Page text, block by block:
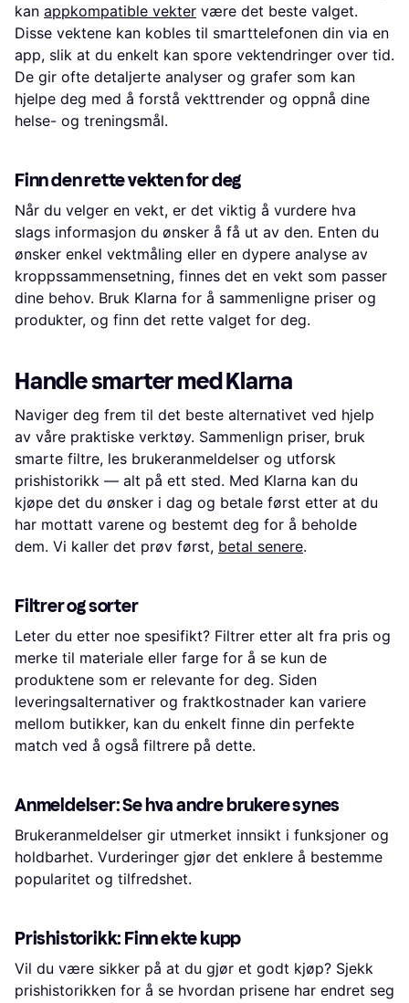
kan appkompatible vekter være det beste valget.
Disse vektene kan kobles til smarttelefonen din via en
app, slik at du enkelt kan spore vektendringer over tid.
De gir ofte detaljerte analyser og grafer som kan
hjelpe deg med å forstå vekttrender og oppnå dine
helse- og treningsmål.
Finn den rette vekten for deg
Når du velger en vekt, er det viktig å vurdere hva
slags informasjon du ønsker å få ut av den. Enten du
ønsker enkel vektmåling eller en dypere analyse av
kroppssammensetning, finnes det en vekt som passer
dine behov. Bruk Klarna for å sammenligne priser og
produkter, og finn det rette valget for deg.
Handle smarter med Klarna
Naviger deg frem til det beste alternativet ved hjelp
av våre praktiske verktøy. Sammenlign priser, bruk
smarte filtre, les brukeranmeldelser og utforsk
prishistorikk — alt på ett sted. Med Klarna kan du
kjøpe det du ønsker i dag og betale først etter at du
har mottatt varene og bestemt deg for å beholde
dem. Vi kaller det prøv først, betal senere.
Filtrer og sorter
Leter du etter noe spesifikt? Filtrer etter alt fra pris og
merke til materiale eller farge for å se kun de
produktene som er relevante for deg. Siden
leveringsalternativer og fraktkostnader kan variere
mellom butikker, kan du enkelt finne din perfekte
match ved å også filtrere på dette.
Anmeldelser: Se hva andre brukere synes
Brukeranmeldelser gir utmerket innsikt i funksjoner og
holdbarhet. Vurderinger gjør det enklere å bestemme
popularitet og tilfredshet.
Prishistorikk: Finn ekte kupp
Vil du være sikker på at du gjør et godt kjøp? Sjekk
prishistorikken for å se hvordan prisene har endret seg